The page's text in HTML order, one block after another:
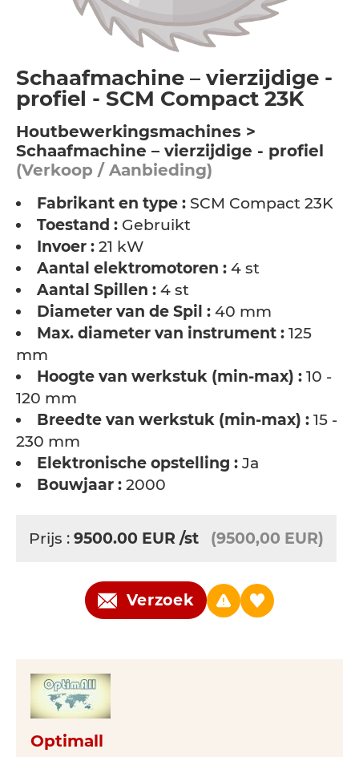
Schaafmachine – vierzijdige -
profiel - SCM Compact 23K
Houtbewerkingsmachines >
Schaafmachine – vierzijdige - profiel
(Verkoop / Aanbieding)
Fabrikant en type : SCM Compact 23K
Toestand : Gebruikt
Invoer : 21 kW
Aantal elektromotoren : 4 st
Aantal Spillen : 4 st
Diameter van de Spil : 40 mm
Max. diameter van instrument : 125
mm
Hoogte van werkstuk (min-max) : 10 -
120 mm
Breedte van werkstuk (min-max) : 15 -
230 mm
Elektronische opstelling : Ja
Bouwjaar : 2000
Prijs : 9500.00 EUR /st (9500,00 EUR)
Verzoek
Optimall